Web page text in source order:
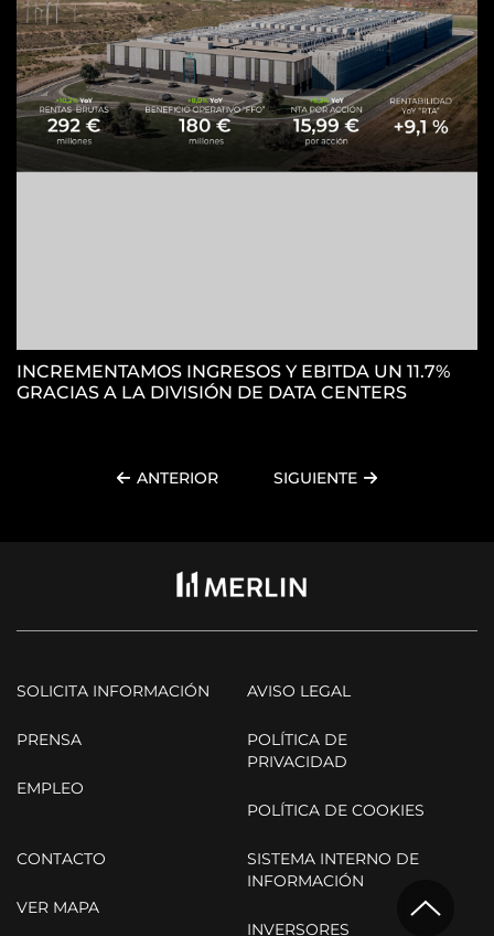
INCREMENTAMOS INGRESOS Y EBITDA UN 11.7%
GRACIAS A LA DIVISIÓN DE DATA CENTERS
ANTERIOR SIGUIENTE
SOLICITA INFORMACIÓN
PRENSA
EMPLEO
AVISO LEGAL
POLÍTICA DE
PRIVACIDAD
POLÍTICA DE COOKIES
CONTACTO
VER MAPA
SISTEMA INTERNO DE
INFORMACIÓN
INVERSORES